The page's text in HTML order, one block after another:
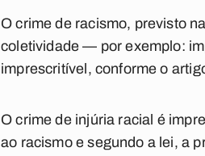
O crime de racismo, previsto
coletividade — por exemplo:
imprescritível, conforme o
O crime de injúria racial é
ao racismo e segundo a lei, a